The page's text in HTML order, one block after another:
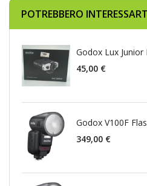
POTREBBERO
Godox Lux Junior
45,00 €
Godox V100F
349,00 €